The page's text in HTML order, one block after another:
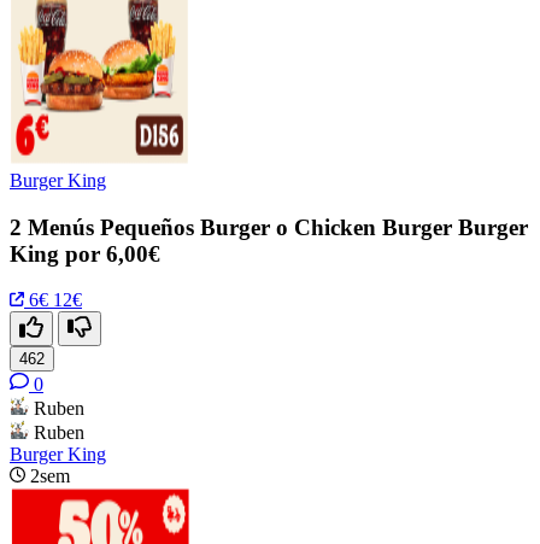
Burger King
2 Menús Pequeños Burger o Chicken Burger Burger
King por 6,00€
6€ 12€
462
0
Ruben
Ruben
Burger King
2sem